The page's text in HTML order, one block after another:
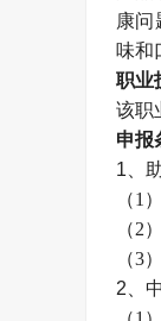
康问
味和
职业
该职
申报
1、
（1
（2
（3
2、